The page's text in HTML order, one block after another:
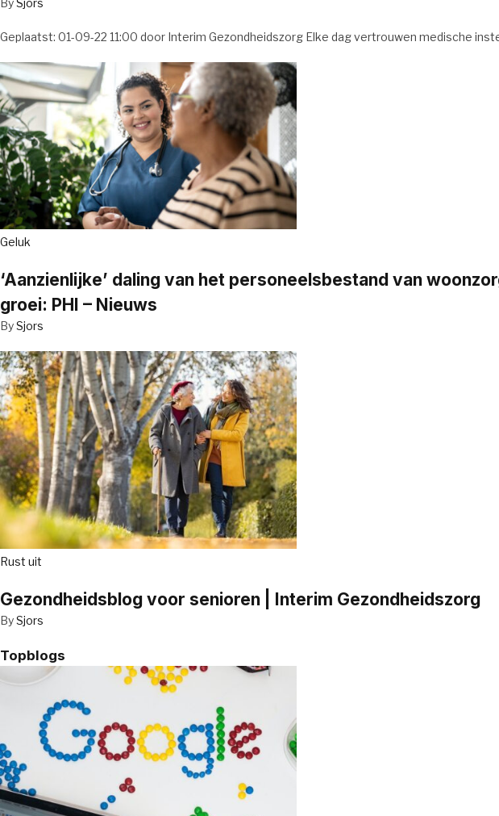
BySjors
Geplaatst: 01-09-22 11:00 door Interim Gezondheidszorg Elke dag vertrouwen medische
Geluk
‘Aanzienlijke’ daling van het personeelsbestand van
groei: PHI – Nieuws
BySjors
Rust uit
Gezondheidsblog voor senioren | Interim Gezondheidszorg
BySjors
Topblogs